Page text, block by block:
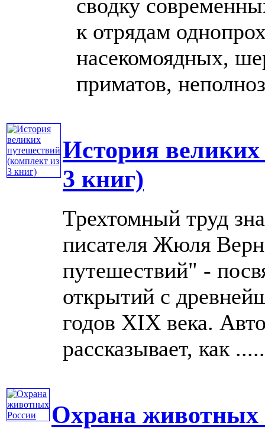
сводку
к отрядам
насекомоядных,
приматов,
История
3 книг)
Трехтомный труд
писателя Жюля
путешествий" -
открытий с
годов XIX века.
рассказывает, как
Охрана животных